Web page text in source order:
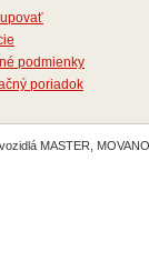
podmienky
poriadok
MASTER,